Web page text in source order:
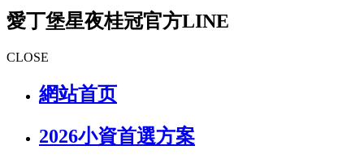
愛丁堡星夜桂冠官方LINE
CLOSE
網站首页
2026小資首選方案